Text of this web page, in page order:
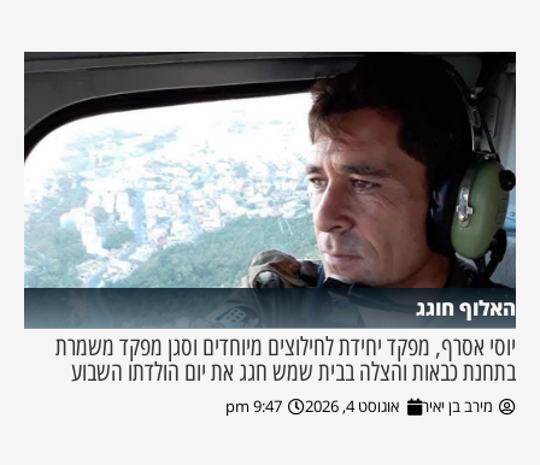
האלוף חוגג
יוסי אסרף, מפקד יחידת לחילוצים מיוחדים וסגן מפקד משמרת
בתחנת כבאות והצלה בבית שמש חגג את יום הולדתו השבוע
מירב בן יאיר אוגוסט 4, 2026 9:47 pm